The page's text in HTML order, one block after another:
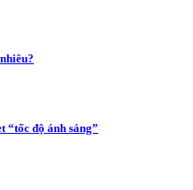
“tốc độ ánh sáng”